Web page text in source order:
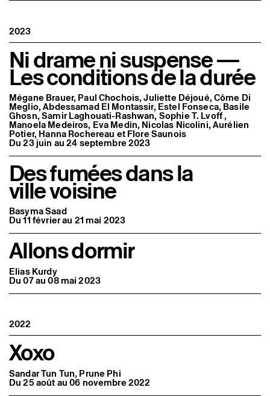
2023
Ni drame ni suspense —
Les conditions de la durée
Mégane Brauer, Paul Chochois, Juliette Déjoué, Côme Di
Meglio, Abdessamad El Montassir, Estel Fonseca, Basile
Ghosn, Samir Laghouati-Rashwan, Sophie T. Lvoff ,
Manoela Medeiros, Eva Medin, Nicolas Nicolini, Aurélien
Potier, Hanna Rochereau et Flore Saunois
Du 23 juin au 24 septembre 2023
Des fumées dans la
ville voisine
Basyma Saad
Du 11 février au 21 mai 2023
Allons dormir
Elias Kurdy
Du 07 au 08 mai 2023
2022
Xoxo
Sandar Tun Tun, Prune Phi
Du 25 août au 06 novembre 2022